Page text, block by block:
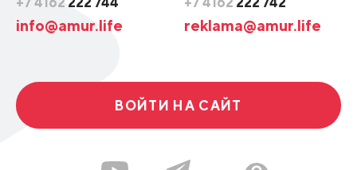
info@amur.life reklama@amur.life
ВОЙТИ НА САЙТ